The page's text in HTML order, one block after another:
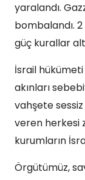
yaralandı.
bombalandı.
güç kurallar
İsrail hükümeti
akınları
vahşete
veren herkesi
kurumların
Örgütümüz,